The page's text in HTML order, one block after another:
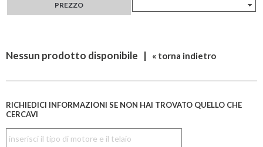
PREZZO
Nessun prodotto disponibile | « torna indietro
RICHIEDICI INFORMAZIONI SE NON HAI TROVATO QUELLO CHE
CERCAVI